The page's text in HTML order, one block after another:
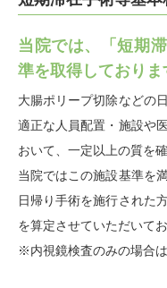
当院では、「短期
準を取得しておりま
大腸ポリープ切除などの
適正な人員配置・施設や
おいて、一定以上の質を
当院ではこの施設基準を
日帰り手術を施行された
を算定させていただいてお
※内視鏡検査のみの場合